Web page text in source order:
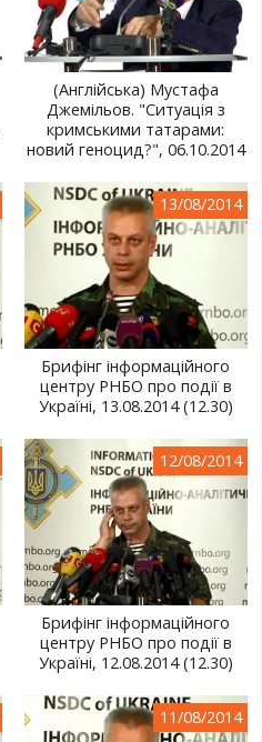
(Англійська) Мустафа
Джемільов. "Ситуація з
кримськими татарами:
новий геноцид?", 06.10.2014
13/08/2014
Брифінг інформаційного
центру РНБО про події в
Україні, 13.08.2014 (12.30)
12/08/2014
Брифінг інформаційного
центру РНБО про події в
Україні, 12.08.2014 (12.30)
11/08/2014